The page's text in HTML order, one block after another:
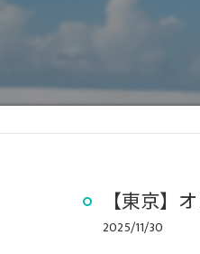
【東京】
2025/11/30